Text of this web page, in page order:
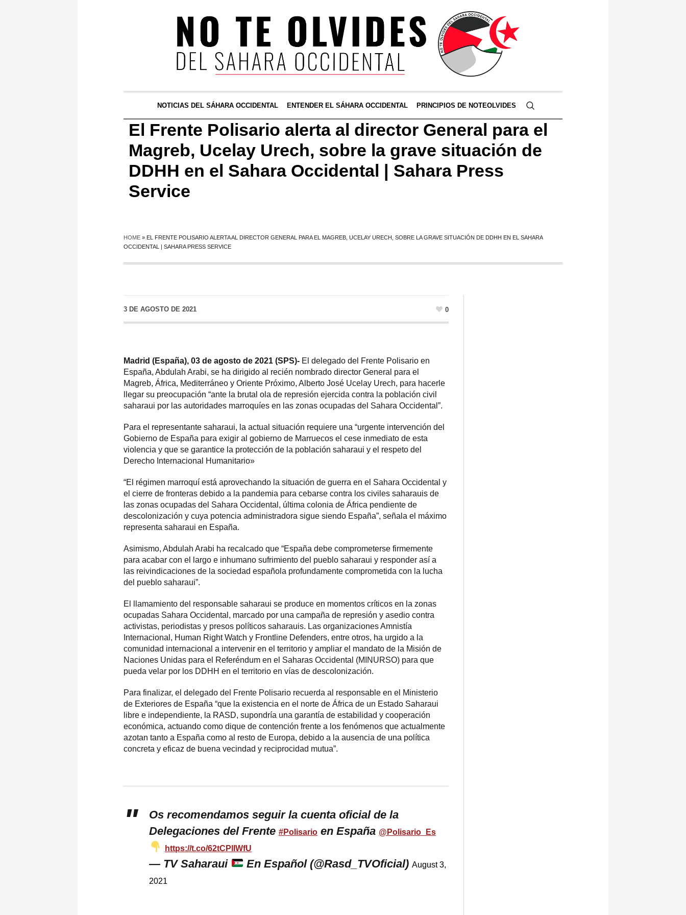
NOTICIAS DEL SÁHARA OCCIDENTAL ENTENDER EL SÁHARA OCCIDENTAL PRINCIPIOS DE NOTEOLVIDES
El Frente Polisario alerta al director General para el
Magreb, Ucelay Urech, sobre la grave situación de
DDHH en el Sahara Occidental | Sahara Press
Service
HOME » EL FRENTE POLISARIO ALERTA AL DIRECTOR GENERAL PARA EL MAGREB, UCELAY URECH, SOBRE LA GRAVE SITUACIÓN DE DDHH EN EL SAHARA
OCCIDENTAL | SAHARA PRESS SERVICE
3 DE AGOSTO DE 2021 0
Madrid (España), 03 de agosto de 2021 (SPS)- El delegado del Frente Polisario en
España, Abdulah Arabi, se ha dirigido al recién nombrado director General para el
Magreb, África, Mediterráneo y Oriente Próximo, Alberto José Ucelay Urech, para hacerle
llegar su preocupación “ante la brutal ola de represión ejercida contra la población civil
saharaui por las autoridades marroquíes en las zonas ocupadas del Sahara Occidental”.
Para el representante saharaui, la actual situación requiere una “urgente intervención del
Gobierno de España para exigir al gobierno de Marruecos el cese inmediato de esta
violencia y que se garantice la protección de la población saharaui y el respeto del
Derecho Internacional Humanitario»
“El régimen marroquí está aprovechando la situación de guerra en el Sahara Occidental y
el cierre de fronteras debido a la pandemia para cebarse contra los civiles saharauis de
las zonas ocupadas del Sahara Occidental, última colonia de África pendiente de
descolonización y cuya potencia administradora sigue siendo España”, señala el máximo
representa saharaui en España.
Asimismo, Abdulah Arabi ha recalcado que “España debe comprometerse firmemente
para acabar con el largo e inhumano sufrimiento del pueblo saharaui y responder así a
las reivindicaciones de la sociedad española profundamente comprometida con la lucha
del pueblo saharaui”.
El llamamiento del responsable saharaui se produce en momentos críticos en la zonas
ocupadas Sahara Occidental, marcado por una campaña de represión y asedio contra
activistas, periodistas y presos políticos saharauis. Las organizaciones Amnistía
Internacional, Human Right Watch y Frontline Defenders, entre otros, ha urgido a la
comunidad internacional a intervenir en el territorio y ampliar el mandato de la Misión de
Naciones Unidas para el Referéndum en el Saharas Occidental (MINURSO) para que
pueda velar por los DDHH en el territorio en vías de descolonización.
Para finalizar, el delegado del Frente Polisario recuerda al responsable en el Ministerio
de Exteriores de España “que la existencia en el norte de África de un Estado Saharaui
libre e independiente, la RASD, supondría una garantía de estabilidad y cooperación
económica, actuando como dique de contención frente a los fenómenos que actualmente
azotan tanto a España como al resto de Europa, debido a la ausencia de una política
concreta y eficaz de buena vecindad y reciprocidad mutua”.
Os recomendamos seguir la cuenta oficial de la
Delegaciones del Frente #Polisario en España ⁦ @Polisario_Es
https://t.co/62tCPlIWfU
— TV Saharaui En Español (@Rasd_TVOficial)August 3,
2021